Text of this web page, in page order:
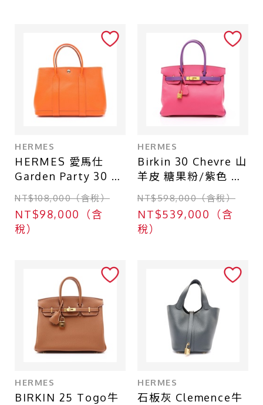
HERMES
HERMES 愛馬仕
Garden Party 30 手
提包 經典橘 Epsom
牛皮 C刻 銀扣
NT$108,000（含稅）
NT$98,000（含
稅）
HERMES
Birkin 30 Chevre 山
羊皮 糖果粉/紫色 雙
色 鉑金包 金釦 口Q
刻 手提包
【HERMES 愛馬
仕】
NT$598,000（含稅）
NT$539,000（含
稅）
HERMES
BIRKIN 25 Togo牛
HERMES
石板灰 Clemence牛